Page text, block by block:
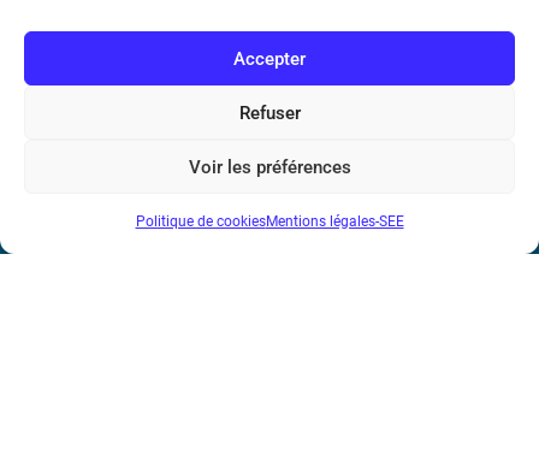
Accepter
Refuser
Voir les préférences
Politique de cookiesMentions légales-SEE
Métro : « Boissière » Ligne 6 et « Iéna » Ligne 9
Téléphone : (+33) 1 56 90 37 17
N° de SIREN : 785 393 232, Code APE : 9412Z TVA intra-